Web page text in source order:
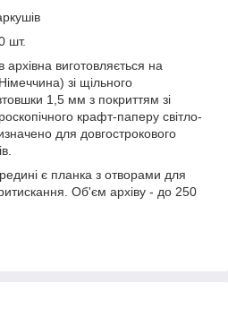
шт.
архівна виготовляється на
зі щільного
1,5 мм з покриттям зі
крафт-паперу світло-
для довгострокового
є планка з отворами для
Об'єм архіву - до 250